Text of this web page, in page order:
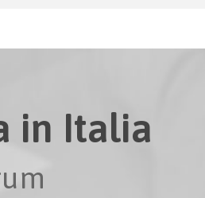
in Italia